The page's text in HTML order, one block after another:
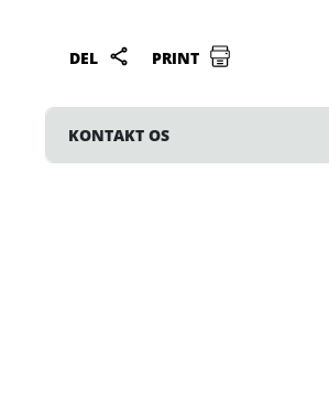
DEL PRINT
KONTAKT OS